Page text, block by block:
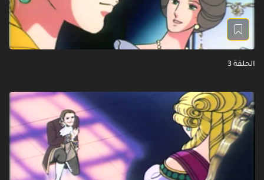
الحلقة 3